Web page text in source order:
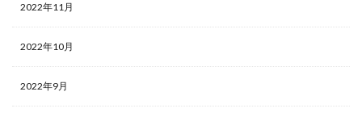
2022年11月
2022年10月
2022年9月